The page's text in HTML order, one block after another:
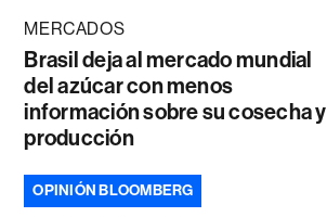
MERCADOS
Brasil deja al mercado mundial
del azúcar con menos
información sobre su cosecha y
producción
OPINIÓN BLOOMBERG